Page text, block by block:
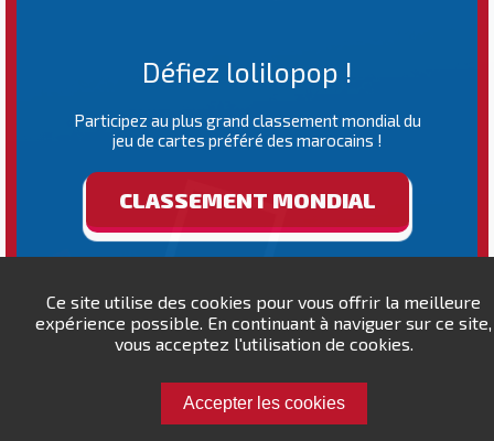
Ce site utilise des cookies pour vous offrir la meilleure
expérience possible. En continuant à naviguer sur ce site,
vous acceptez l'utilisation de cookies.
Accepter les cookies
Défiez lolilopop !
Participez au plus grand classement mondial du
jeu de cartes préféré des marocains !
CLASSEMENT MONDIAL